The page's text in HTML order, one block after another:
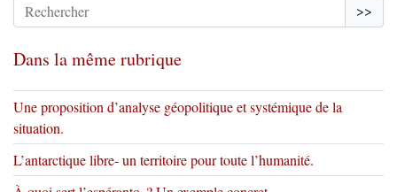
>>
Dans la même rubrique
Une proposition d’analyse géopolitique et systémique de la
situation.
L’antarctique libre- un territoire pour toute l’humanité.